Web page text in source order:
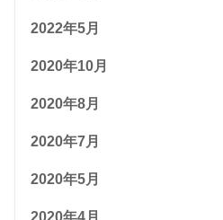
2022年5月
2020年10月
2020年8月
2020年7月
2020年5月